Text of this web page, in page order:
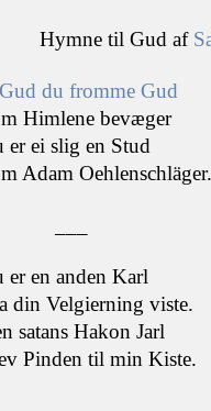
Hymne til Gud af
du fromme Gud
bevæger
en Stud
Karl
viste.
Hakon Jarl
til min Kiste.